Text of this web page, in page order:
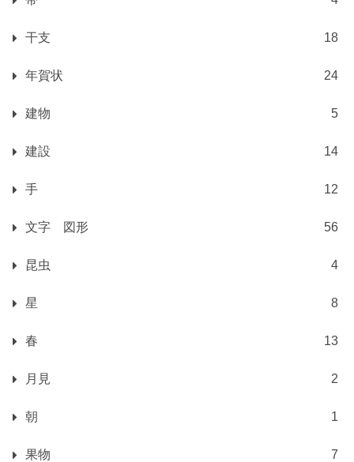
干支 18
年賀状 24
建物 5
建設 14
手 12
文字 図形 56
昆虫 4
星 8
春 13
月見 2
朝 1
果物 7